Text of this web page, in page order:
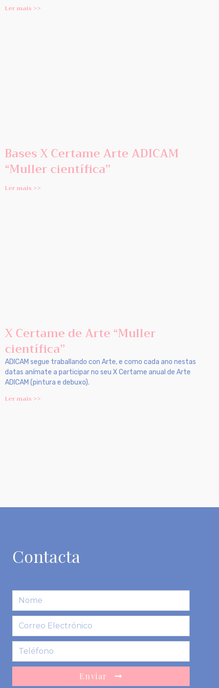
Ler mais >>
Bases X Certame Arte ADICAM
“Muller científica”
Ler mais >>
X Certame de Arte “Muller
científica”
ADICAM segue traballando con Arte, e como cada ano nestas
datas anímate a participar no seu X Certame anual de Arte
ADICAM (pintura e debuxo).
Ler mais >>
Contacta
Enviar